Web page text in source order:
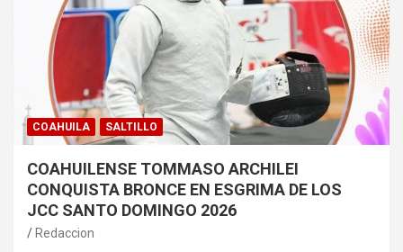
COAHUILA SALTILLO
COAHUILENSE TOMMASO ARCHILEI
CONQUISTA BRONCE EN ESGRIMA DE LOS
JCC SANTO DOMINGO 2026
Redaccion